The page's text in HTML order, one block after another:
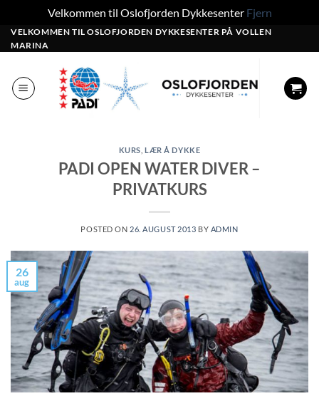
Velkommen til Oslofjorden Dykkesenter Fjern
Skip
to
VELKOMMEN TIL OSLOFJORDEN DYKKESENTER PÅ VOLLEN
MARINA
KURS ,LÆR Å DYKKE
PADI OPEN WATER DIVER –
PRIVATKURS
POSTED ON 26. AUGUST 2013 BY ADMIN
26
aug